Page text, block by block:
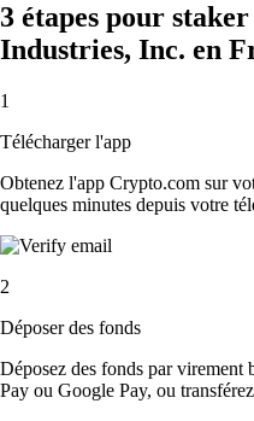
3 étapes pour
Industries, Inc. en
1
Télécharger l'app
Obtenez l'app Crypto.com sur
quelques minutes depuis votre
2
Déposer des fonds
Déposez des fonds par virement
Pay ou Google Pay, ou